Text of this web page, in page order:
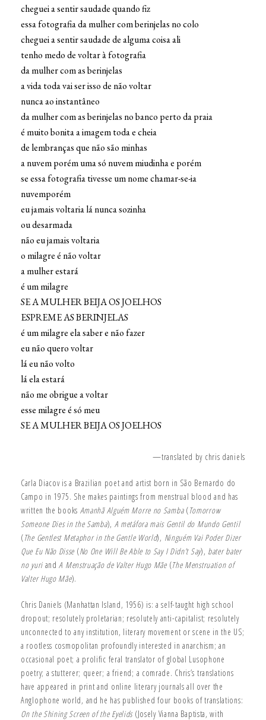
cheguei a sentir saudade quando fiz
essa fotografia da mulher com berinjelas no colo
cheguei a sentir saudade de alguma coisa ali
tenho medo de voltar à fotografia
da mulher com as berinjelas
a vida toda vai ser isso de não voltar
nunca ao instantâneo
da mulher com as berinjelas no banco perto da praia
é muito bonita a imagem toda e cheia
de lembranças que não são minhas
a nuvem porém uma só nuvem miudinha e porém
se essa fotografia tivesse um nome chamar-se-ia
nuvemporém
eu jamais voltaria lá nunca sozinha
ou desarmada
não eu jamais voltaria
o milagre é não voltar
a mulher estará
é um milagre
SE A MULHER BEIJA OS JOELHOS
ESPREME AS BERINJELAS
é um milagre ela saber e não fazer
eu não quero voltar
lá eu não volto
lá ela estará
não me obrigue a voltar
esse milagre é só meu
SE A MULHER BEIJA OS JOELHOS
—translated by chris daniels
Carla Diacov is a Brazilian poet and artist born in São Bernardo do
Campo in 1975. She makes paintings from menstrual blood and has
written the books Amanhã Alguém Morre no Samba(Tomorrow
Someone Dies in the Samba), A metáfora mais Gentil do Mundo Gentil
(The Gentlest Metaphor in the Gentle World), Ninguém Vai Poder Dizer
Que Eu Não Disse (No One Will Be Able to Say I Didn’t Say), bater bater
no yuriandA Menstruação de Valter Hugo Mãe(The Menstruation of
Valter Hugo Mãe).
Chris Daniels (Manhattan Island, 1956) is: a self-taught high school
dropout; resolutely proletarian; resolutely anti-capitalist; resolutely
unconnected to any institution, literary movement or scene in the US;
a rootless cosmopolitan profoundly interested in anarchism; an
occasional poet; a prolific feral translator of global Lusophone
poetry; a stutterer; queer; a friend; a comrade. Chris’s translations
have appeared in print and online literary journals all over the
Anglophone world, and he has published four books of translations:
On the Shining Screen of the Eyelids(Josely Vianna Baptista, with